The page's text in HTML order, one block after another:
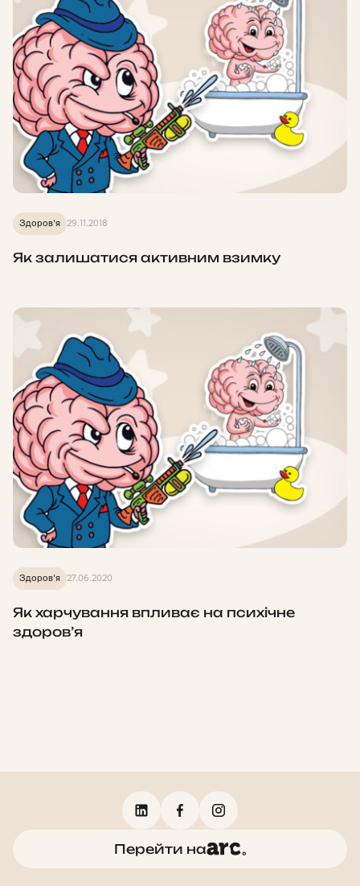
Здоров'я 29.11.2018
Як залишатися активним взимку
Здоров'я 27.06.2020
Як харчування впливає на психічне
здоров’я
Перейти на